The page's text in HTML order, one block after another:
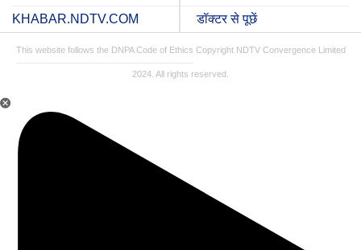
KHABAR.NDTV.COM
डॉक्टर से पूछें
This website follows the DNPA Code of Ethics Copyright NDTV Convergence Limited
2024. All rights reserved.